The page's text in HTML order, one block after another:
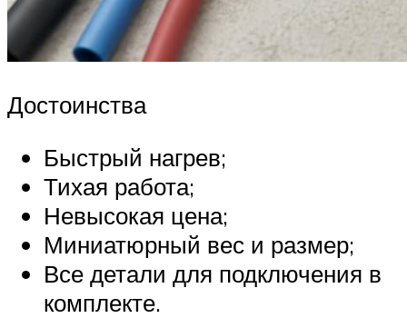
Достоинства
Быстрый нагрев;
Тихая работа;
Невысокая цена;
Миниатюрный вес и размер;
Все детали для подключения в
комплекте.